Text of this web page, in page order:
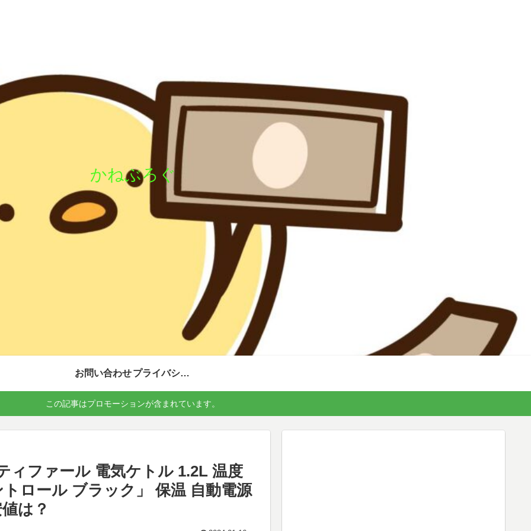
かねぶろぐ
お問い合わせ プライバシーポリシー
この記事はプロモーションが含まれています。
ィファール 電気ケトル 1.2L 温度
ロール ブラック」 保温 自動電源
は？